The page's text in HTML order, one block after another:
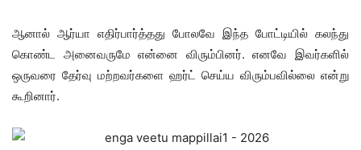
ஆனால் ஆர்யா எதிர்பார்த்தது போலவே இந்த போட்டியில் கலந்து
கொண்ட அனைவருமே என்னை விரும்பினர். எனவே இவர்களில்
ஒருவரை தேர்வு மற்றவர்களை ஹர்ட் செய்ய விரும்பவில்லை என்று
கூறினார்.